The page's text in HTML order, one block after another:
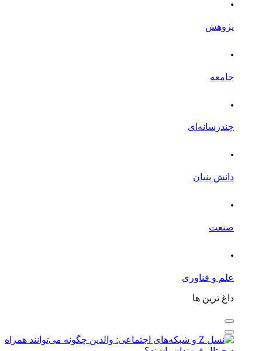
پژوهش
.
جامعه
.
چندرسانه‌ای
.
دانش بنیان
.
صنعت
.
علم و فناوری
داغ ترین ها